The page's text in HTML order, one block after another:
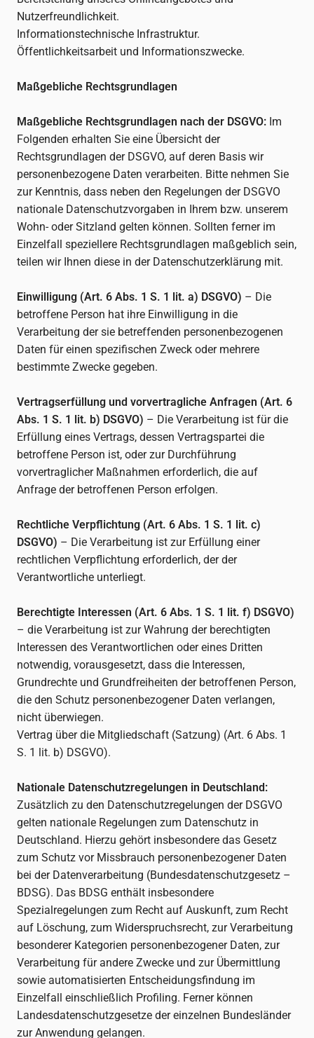
Nutzerfreundlichkeit.
Informationstechnische Infrastruktur.
Öffentlichkeitsarbeit und Informationszwecke.
Maßgebliche Rechtsgrundlagen
Maßgebliche Rechtsgrundlagen nach der DSGVO: Im
Folgenden erhalten Sie eine Übersicht der
Rechtsgrundlagen der DSGVO, auf deren Basis wir
personenbezogene Daten verarbeiten. Bitte nehmen Sie
zur Kenntnis, dass neben den Regelungen der DSGVO
nationale Datenschutzvorgaben in Ihrem bzw. unserem
Wohn- oder Sitzland gelten können. Sollten ferner im
Einzelfall speziellere Rechtsgrundlagen maßgeblich sein,
teilen wir Ihnen diese in der Datenschutzerklärung mit.
Einwilligung (Art. 6 Abs. 1 S. 1 lit. a) DSGVO) – Die
betroffene Person hat ihre Einwilligung in die
Verarbeitung der sie betreffenden personenbezogenen
Daten für einen spezifischen Zweck oder mehrere
bestimmte Zwecke gegeben.
Vertragserfüllung und vorvertragliche Anfragen (Art. 6
Abs. 1 S. 1 lit. b) DSGVO) – Die Verarbeitung ist für die
Erfüllung eines Vertrags, dessen Vertragspartei die
betroffene Person ist, oder zur Durchführung
vorvertraglicher Maßnahmen erforderlich, die auf
Anfrage der betroffenen Person erfolgen.
Rechtliche Verpflichtung (Art. 6 Abs. 1 S. 1 lit. c)
DSGVO) – Die Verarbeitung ist zur Erfüllung einer
rechtlichen Verpflichtung erforderlich, der der
Verantwortliche unterliegt.
Berechtigte Interessen (Art. 6 Abs. 1 S. 1 lit. f) DSGVO)
– die Verarbeitung ist zur Wahrung der berechtigten
Interessen des Verantwortlichen oder eines Dritten
notwendig, vorausgesetzt, dass die Interessen,
Grundrechte und Grundfreiheiten der betroffenen Person,
die den Schutz personenbezogener Daten verlangen,
nicht überwiegen.
Vertrag über die Mitgliedschaft (Satzung) (Art. 6 Abs. 1
S. 1 lit. b) DSGVO).
Nationale Datenschutzregelungen in Deutschland:
Zusätzlich zu den Datenschutzregelungen der DSGVO
gelten nationale Regelungen zum Datenschutz in
Deutschland. Hierzu gehört insbesondere das Gesetz
zum Schutz vor Missbrauch personenbezogener Daten
bei der Datenverarbeitung (Bundesdatenschutzgesetz –
BDSG). Das BDSG enthält insbesondere
Spezialregelungen zum Recht auf Auskunft, zum Recht
auf Löschung, zum Widerspruchsrecht, zur Verarbeitung
besonderer Kategorien personenbezogener Daten, zur
Verarbeitung für andere Zwecke und zur Übermittlung
sowie automatisierten Entscheidungsfindung im
Einzelfall einschließlich Profiling. Ferner können
Landesdatenschutzgesetze der einzelnen Bundesländer
zur Anwendung gelangen.